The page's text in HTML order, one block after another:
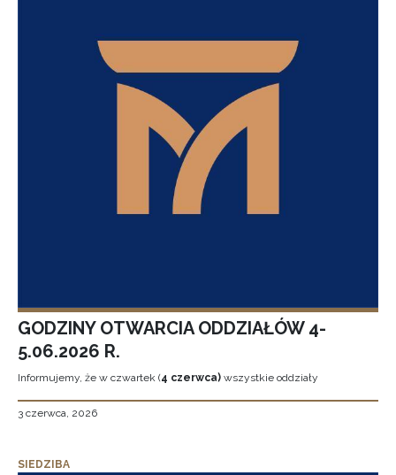
GODZINY OTWARCIA ODDZIAŁÓW 4-
5.06.2026 R.
Informujemy, że w czwartek (4 czerwca) wszystkie oddziały
3 czerwca, 2026
SIEDZIBA